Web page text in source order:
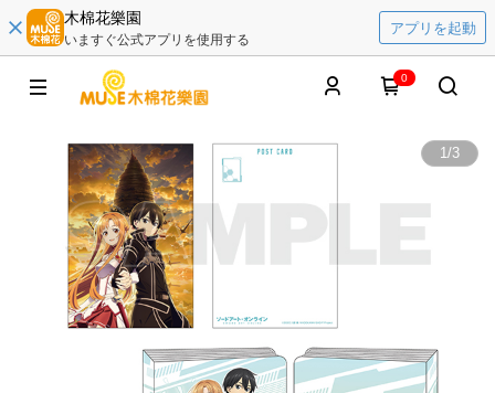
木棉花樂園
いますぐ公式アプリを使用する
アプリを起動
0
1/3